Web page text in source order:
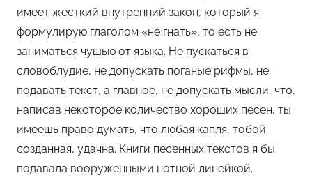
имеет жесткий внутренний закон, который я
формулирую глаголом «не гнать», то есть не
заниматься чушью от языка. Не пускаться в
словоблудие, не допускать поганые рифмы, не
подавать текст, а главное, не допускать мысли, что,
написав некоторое количество хороших песен, ты
имеешь право думать, что любая капля, тобой
созданная, удачна. Книги песенных текстов я бы
подавала вооруженными нотной линейкой.